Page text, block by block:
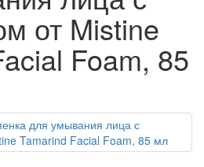
от Mistine
Foam, 85